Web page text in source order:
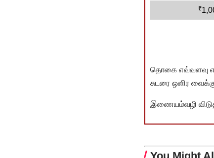
₹
தொகை எவ்வளவு
சுடரை ஒளிர
இணையம்வழி